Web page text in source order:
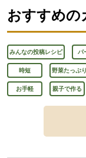
おすすめの
みんなの投稿レシピ パ
時短 野菜たっぷり
お手軽 親子で作る